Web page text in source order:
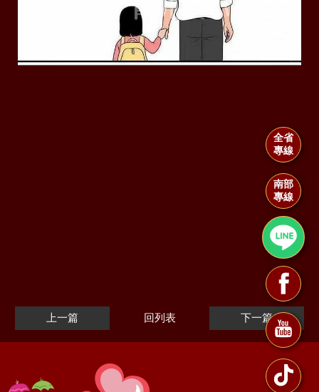
上一篇 回列表 下一篇
全省
專線
南部
專線